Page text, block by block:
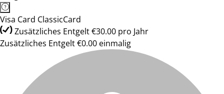
Visa Card ClassicCard
Zusätzliches Entgelt €30.00 pro Jahr
Zusätzliches Entgelt €0.00 einmalig